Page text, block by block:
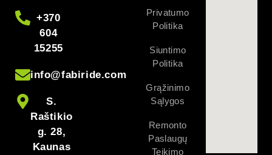
+370
604
15255
info@fabiride.com
S.
Raštikio
g. 28,
Kaunas
Privatumo
Politika
Siuntimo
Politika
Grąžinimo
Sąlygos
Remonto
Paslaugų
Teikimo